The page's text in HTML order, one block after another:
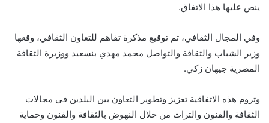
ينص عليها هذا الاتفاق.
وفي المجال الثقافي، تم توقيع مذكرة تفاهم للتعاون الثقافي، وقعها
وزير الشباب والثقافة والتواصل محمد مهدي بنسعيد ووزيرة الثقافة
المصرية جيهان زكي.
وتروم هذه الاتفاقية تعزيز وتطوير التعاون بين البلدين في مجالات
الثقافة والفنون والتراث من خلال النهوض بالثقافة والفنون وحماية